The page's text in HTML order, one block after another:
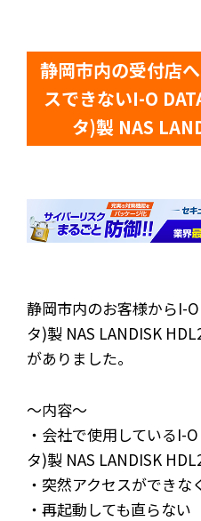
静岡市内の受付店
スできないI-O
タ)製 NAS
静岡市内のお客様からI-
タ)製 NAS LANDISK
がありました。
～内容～
・会社で使用しているI-
タ)製 NAS LANDISK
・突然アクセスができな
・再起動しても直らない